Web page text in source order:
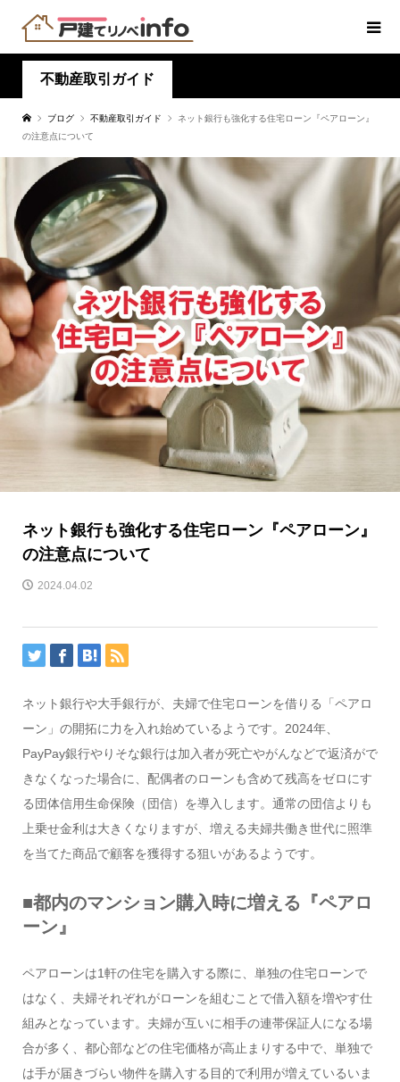
不動産取引ガイド
ブログ 不動産取引ガイド
ネット銀行も強化する住宅ローン『ペアローン』
の注意点について
ネット銀行も強化する住宅ローン『ペアローン』
の注意点について
2024.04.02
ネット銀行や大手銀行が、夫婦で住宅ローンを借りる「ペアロ
ーン」の開拓に力を入れ始めているようです。2024年、
PayPay銀行やりそな銀行は加入者が死亡やがんなどで返済がで
きなくなった場合に、配偶者のローンも含めて残高をゼロにす
る団体信用生命保険（団信）を導入します。通常の団信よりも
上乗せ金利は大きくなりますが、増える夫婦共働き世代に照準
を当てた商品で顧客を獲得する狙いがあるようです。
■都内のマンション購入時に増える『ペアロ
ーン』
ペアローンは1軒の住宅を購入する際に、単独の住宅ローンで
はなく、夫婦それぞれがローンを組むことで借入額を増やす仕
組みとなっています。夫婦が互いに相手の連帯保証人になる場
合が多く、都心部などの住宅価格が高止まりする中で、単独で
は手が届きづらい物件を購入する目的で利用が増えているいま